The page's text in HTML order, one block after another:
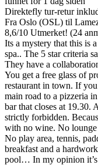
Direktefly tur-retur
Fra Oslo (OSL) til
8,6/10 Utmerket! (24
Its a mystery that this is
spa.. The 5 star criteria
They have a
You get a free glass of
restaurant in town. If
main road to a pizzeria
bar that closes at 19.30.
strictly forbidden.
with no wine. No
No play area, tennis,
breakfast and a
pool… In my opinion